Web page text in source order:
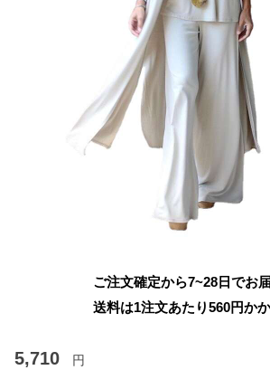
ご注文確定から7~28日でお
送料は1注文あたり560円か
5,710 円